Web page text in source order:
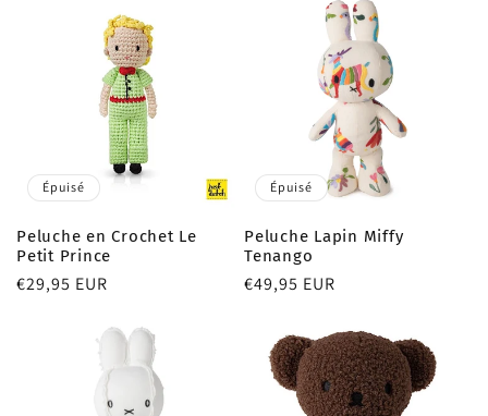
Épuisé
Peluche en Crochet Le
Petit Prince
Prix
€29,95 EUR
Épuisé
Peluche Lapin Miffy
Tenango
Prix
€49,95 EUR